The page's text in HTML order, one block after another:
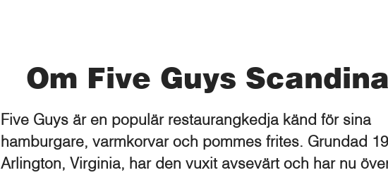
Om Five Guys
Five Guys är en populär restaurangkedja känd för sina
hamburgare, varmkorvar och pommes frites. Grundad
Arlington, Virginia, har den vuxit avsevärt och har nu